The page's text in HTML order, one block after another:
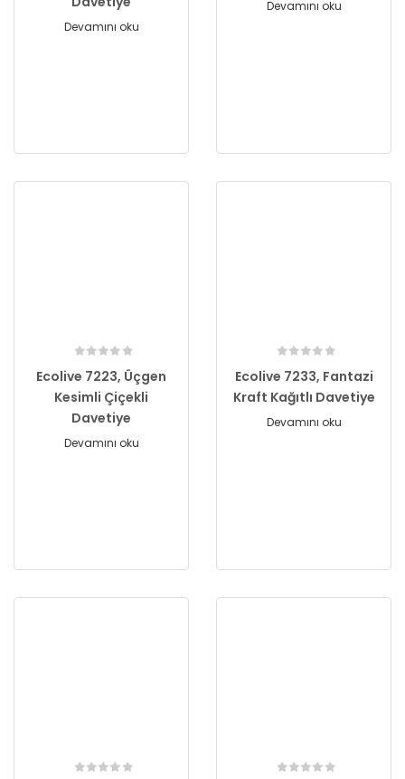
Devamını oku
Devamını oku
Ecolive 7223, Üçgen
Kesimli Çiçekli
Davetiye
Devamını oku
Ecolive 7233, Fantazi
Kraft Kağıtlı Davetiye
Devamını oku